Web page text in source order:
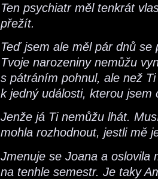
Ten psychiatr měl tenkrát
přežít.
Teď jsem ale měl pár dnů
Tvoje narozeniny nemůžu
s pátráním pohnul, ale než
k jedný události, kterou jsem
Jenže já Ti nemůžu lhát.
mohla rozhodnout, jestli mě
Jmenuje se Joana a oslovila
na tenhle semestr. Je taky